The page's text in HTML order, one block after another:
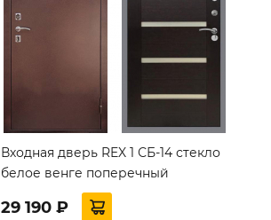
Входная дверь REX 1 СБ-14 стекло
белое венге поперечный
29 190 ₽